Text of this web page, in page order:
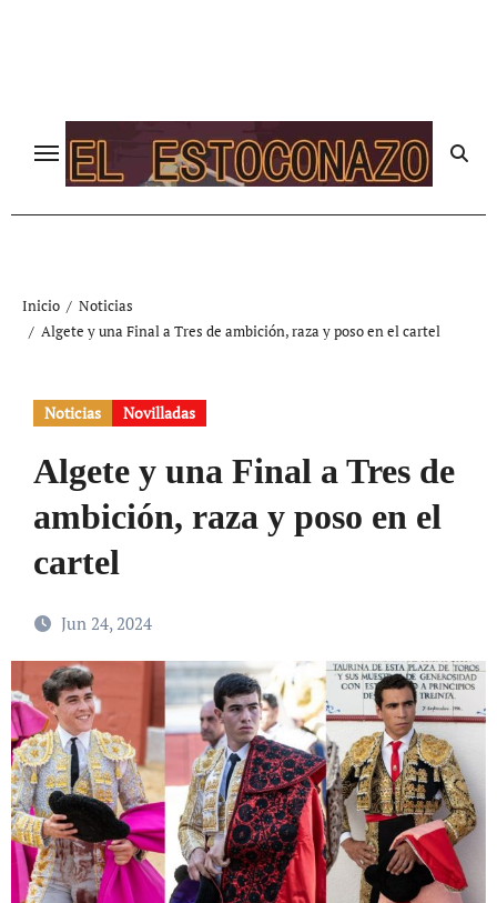
Inicio
Noticias
Algete y una Final a Tres de ambición, raza y poso en el cartel
Noticias Novilladas
Algete y una Final a Tres de
ambición, raza y poso en el
cartel
Jun 24, 2024